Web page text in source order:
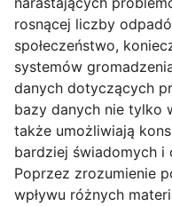
rosnącej liczby
społeczeństwo,
systemów
danych dotyczących
bazy danych nie tylko
także umożliwiają
bardziej świadomych
Poprzez zrozumienie
wpływu różnych